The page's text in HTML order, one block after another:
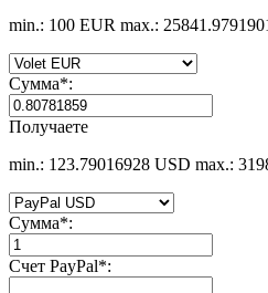
min.: 100 EUR max.:
Сумма*:
Получаете
min.: 123.79016928 USD max.:
Сумма*:
Счет PayPal*: